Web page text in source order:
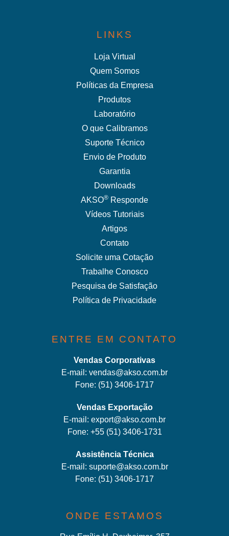
LINKS
Loja Virtual
Quem Somos
Políticas da Empresa
Produtos
Laboratório
O que Calibramos
Suporte Técnico
Envio de Produto
Garantia
Downloads
AKSO® Responde
Vídeos Tutoriais
Artigos
Contato
Solicite uma Cotação
Trabalhe Conosco
Pesquisa de Satisfação
Política de Privacidade
ENTRE EM CONTATO
Vendas Corporativas
E-mail: vendas@akso.com.br
Fone: (51) 3406-1717
Vendas Exportação
E-mail: export@akso.com.br
Fone: +55 (51) 3406-1731
Assistência Técnica
E-mail: suporte@akso.com.br
Fone: (51) 3406-1717
ONDE ESTAMOS